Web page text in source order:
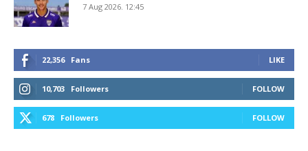
7 Aug 2026. 12:45
22,356 Fans LIKE
10,703 Followers FOLLOW
678 Followers FOLLOW